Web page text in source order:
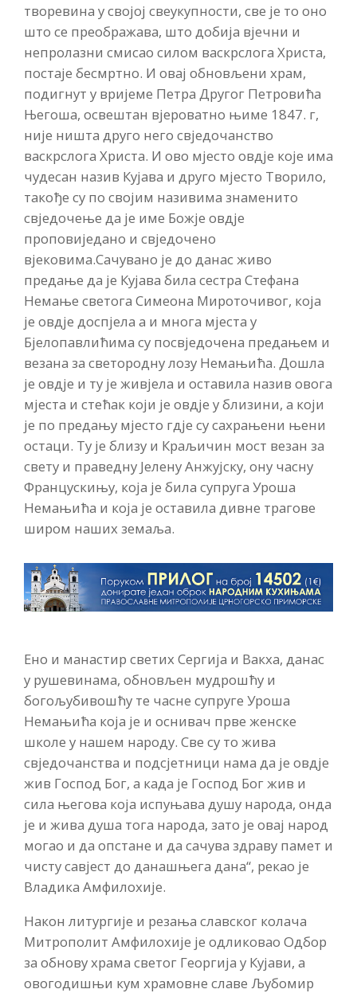
творевина у својој свеукупности, све је то оно
што се преображава, што добија вјечни и
непролазни смисао силом васкрслога Христа,
постаје бесмртно. И овај обновљени храм,
подигнут у вријеме Петра Другог Петровића
Његоша, освештан вјероватно њиме 1847. г,
није ништа друго него свједочанство
васкрслога Христа. И ово мјесто овдје које има
чудесан назив Кујава и друго мјесто Творило,
такође су по својим називима знаменито
свједочење да је име Божје овдје
проповиједано и свједочено
вјековима.Сачувано је до данас живо
предање да је Кујава била сестра Стефана
Немање светога Симеона Мироточивог, која
је овдје доспјела а и многа мјеста у
Бјелопавлићима су посвједочена предањем и
везана за светородну лозу Немањића. Дошла
је овдје и ту је живјела и оставила назив овога
мјеста и стећак који је овдје у близини, а који
је по предању мјесто гдје су сахрањени њени
остаци. Ту је близу и Краљичин мост везан за
свету и праведну Јелену Анжујску, ону часну
Францускињу, која је била супруга Уроша
Немањића и која је оставила дивне трагове
широм наших земаља.
Ено и манастир светих Сергија и Вакха, данас
у рушевинама, обновљен мудрошћу и
богољубивошћу те часне супруге Уроша
Немањића која је и оснивач прве женске
школе у нашем народу. Све су то жива
свједочанства и подсјетници нама да је овдје
жив Господ Бог, а када је Господ Бог жив и
сила његова која испуњава душу народа, онда
је и жива душа тога народа, зато је овај народ
могао и да опстане и да сачува здраву памет и
чисту савјест до данашњега дана“, рекао је
Владика Амфилохије.
Након литургије и резања славског колача
Митрополит Амфилохије је одликовао Одбор
за обнову храма светог Георгија у Кујави, а
овогодишњи кум храмовне славе Љубомир